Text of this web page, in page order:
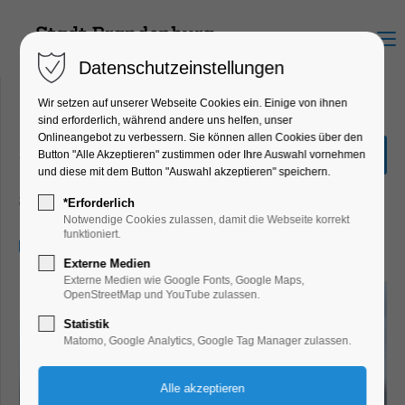
Menu
„Große Seenrundfahrt“ 2,5
Stunden
Schiffrundfahrt
Datenschutzeinstellungen
Wir setzen auf unserer Webseite Cookies ein. Einige von ihnen
sind erforderlich, während andere uns helfen, unser
Onlineangebot zu verbessern. Sie können allen Cookies über den
Button "Alle Akzeptieren" zustimmen oder Ihre Auswahl vornehmen
und diese mit dem Button "Auswahl akzeptieren" speichern.
*Erforderlich
Notwendige Cookies zulassen, damit die Webseite korrekt
funktioniert.
Externe Medien
Externe Medien wie Google Fonts, Google Maps,
OpenStreetMap und YouTube zulassen.
Statistik
Matomo, Google Analytics, Google Tag Manager zulassen.